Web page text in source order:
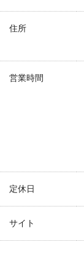
住所
営業時間
定休日
サイト